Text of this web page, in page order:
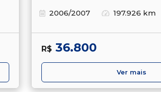
2006/2007
197.926 km
R$ 36.800
Ver mais